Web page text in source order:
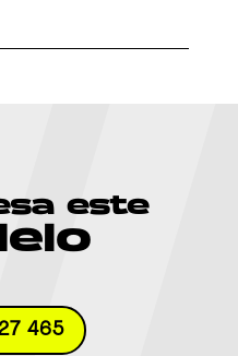
este
465